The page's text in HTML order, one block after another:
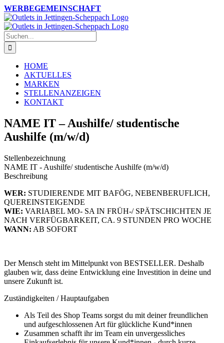
Zum
Inhalt
springen
Instagram
Facebook
WERBEGEMEINSCHAFT
Suche
nach:
HOME
AKTUELLES
MARKEN
STELLENANZEIGEN
KONTAKT
NAME IT – Aushilfe/ studentische
Aushilfe (m/w/d)
Stellenbezeichnung
NAME IT - Aushilfe/ studentische Aushilfe (m/w/d)
Beschreibung
WER: STUDIERENDE MIT BAFÖG, NEBENBERUFLICH,
QUEREINSTEIGENDE
WIE: VARIABEL MO- SA IN FRÜH-/ SPÄTSCHICHTEN JE
NACH VERFÜGBARKEIT, CA. 9 STUNDEN PRO WOCHE
WANN: AB SOFORT
Der Mensch steht im Mittelpunkt von BESTSELLER. Deshalb
glauben wir, dass deine Entwicklung eine Investition in deine und
unsere Zukunft ist.
Zuständigkeiten / Hauptaufgaben
Als Teil des Shop Teams sorgst du mit deiner freundlichen
und aufgeschlossenen Art für glückliche Kund*innen
Zusammen schafft ihr im Team ein unvergessliches